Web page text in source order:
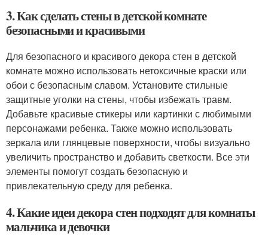
3. Как сделать стены в детской комнате
безопасными и красивыми
Для безопасного и красивого декора стен в детской
комнате можно использовать нетоксичные краски или
обои с безопасным славом. Установите стильные
защитные уголки на стены, чтобы избежать травм.
Добавьте красивые стикеры или картинки с любимыми
персонажами ребенка. Также можно использовать
зеркала или глянцевые поверхности, чтобы визуально
увеличить пространство и добавить светкости. Все эти
элементы помогут создать безопасную и
привлекательную среду для ребенка.
4. Какие идеи декора стен подходят для комнаты
мальчика и девочки